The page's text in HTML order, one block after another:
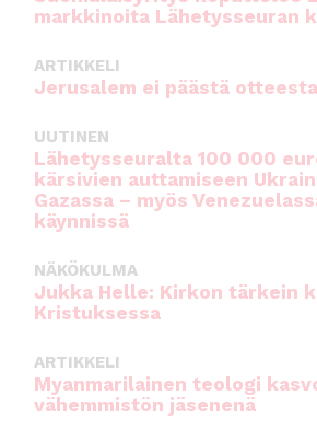
markkinoita Lähetysseuran
ARTIKKELI
Jerusalem ei päästä
UUTINEN
Lähetysseuralta 100 000
kärsivien auttamiseen
Gazassa – myös
käynnissä
NÄKÖKULMA
Jukka Helle: Kirkon tärkein
Kristuksessa
ARTIKKELI
Myanmarilainen teologi
vähemmistön jäsenenä